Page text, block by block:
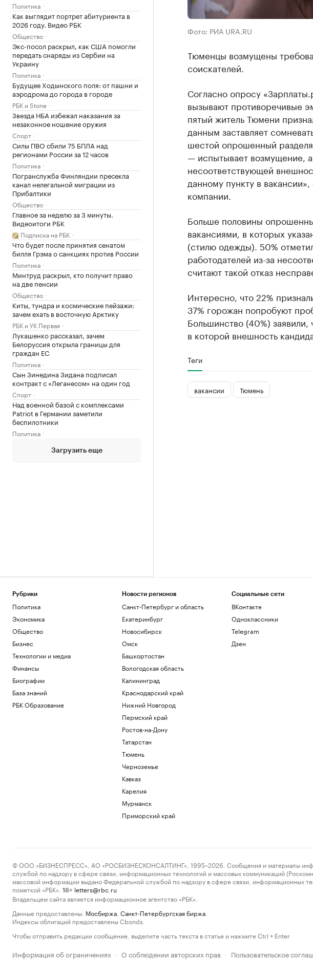
Политика
Как выглядит портрет абитуриента в
2026 году. Видео РБК
Общество
Экс-посол раскрыл, как США помогли
передать снаряды из Сербии на
Украину
Политика
Будущее Ходынского поля: от пашни и
аэродрома до города в городе
РБК и Stone
Звезда НБА избежал наказания за
незаконное ношение оружия
Спорт
Силы ПВО сбили 75 БПЛА над
регионами России за 12 часов
Политика
Погранслужба Финляндии пресекла
канал нелегальной миграции из
Прибалтики
Общество
Главное за неделю за 3 минуты.
Видеоитоги РБК
Подписка на РБК
Что будет после принятия сенатом
билля Грэма о санкциях против России
Политика
Минтруд раскрыл, кто получит право
на две пенсии
Общество
Киты, тундра и космические пейзажи:
зачем ехать в восточную Арктику
РБК и УК Первая
Лукашенко рассказал, зачем
Белоруссия открыла границы для
граждан ЕС
Политика
Сын Зинедина Зидана подписал
контракт с «Леганесом» на один год
Спорт
Над военной базой с комплексами
Patriot в Германии заметили
беспилотники
Политика
Загрузить еще
Фото: РИА URA.RU
Тюменцы возмущены
соискателей.
Согласно опросу
вызывают противоречивые
пятый житель Тюмени
данным заставляет
шестой опрошенный
— испытывает возмущение,
несоответствующей
данному пункту в
компании.
Больше половины
вакансиями, в которых
(стилю одежды). 50%
работодателей из-за
считают такой отказ
Интересно, что 22%
37% горожан попробуют
Большинство (40%) заявили,
в которой внешность
Теги
вакансии Тюмень
Рубрики
Политика
Экономика
Общество
Бизнес
Технологии и медиа
Финансы
Биографии
База знаний
РБК Образование
Новости регионов
Санкт-Петербург и область
Екатеринбург
Новосибирск
Омск
Башкортостан
Вологодская область
Калининград
Краснодарский край
Нижний Новгород
Пермский край
Ростов-на-Дону
Татарстан
Тюмень
Черноземье
Кавказ
Карелия
Мурманск
Приморский край
Социальные сети
ВКонтакте
Одноклассники
Telegram
Дзен
© ООО «БИЗНЕСПРЕСС», АО «РОСБИЗНЕСКОНСАЛТИНГ», 1995–2026. Сообщения и материалы
службой по надзору в сфере связи, информационных технологий и массовых коммуникаций
массовой информации выдано Федеральной службой по надзору в сфере связи, информационных
пометкой «РБК».
18+ letters@rbc.ru
Владельцем сайта является информационное агентство «РБК».
Данные предоставлены: Мосбиржа Санкт-Петербургская биржа
Индексы облигаций предоставлены Cbonds.
Чтобы отправить редакции сообщение, выделите часть текста в статье и нажмите Ctrl + Enter
Информация об ограничениях · О соблюдении авторских прав · Пользовательское